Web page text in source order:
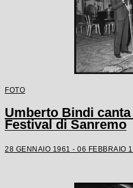
FOTO
Umberto Bindi
Festival di Sanremo
28 GENNAIO 1961 - 06 FEBBRAIO